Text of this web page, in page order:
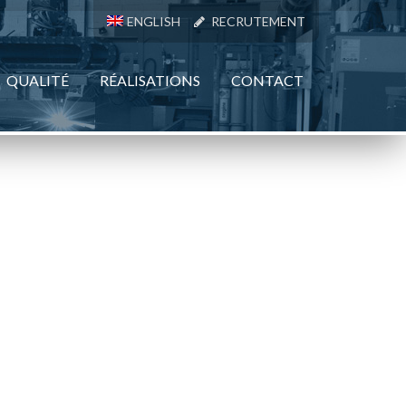
ENGLISH RECRUTEMENT
QUALITÉ RÉALISATIONS CONTACT